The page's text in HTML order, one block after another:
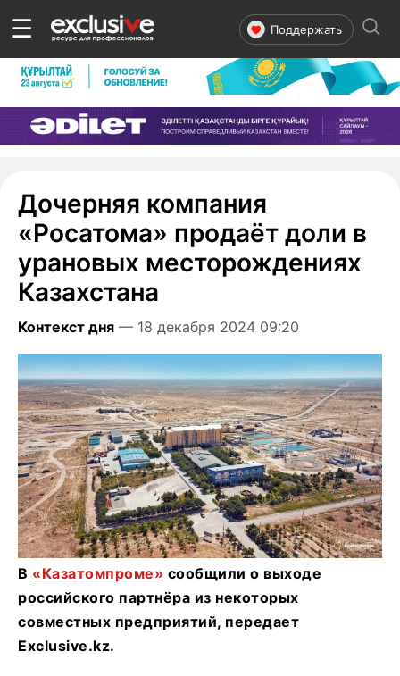
☰ Поддержать
Дочерняя компания
«Росатома» продаёт доли в
урановых месторождениях
Казахстана
Контекст дня — 18 декабря 2024 09:20
В «Казатомпроме» сообщили о выходе
российского партнёра из некоторых
совместных предприятий, передает
Exclusive.kz.